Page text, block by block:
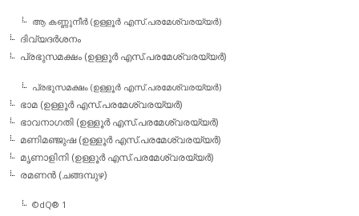
ആ കണ്ണുനീര്‍ (ഉള്ളൂര്‍ എസ്.പരമേശ്വരയ്യര്‍)
ദിവ്യദര്‍ശനം
പ്രഭുസമക്ഷം (ഉള്ളൂര്‍ എസ്.പരമേശ്വരയ്യര്‍)
പ്രഭുസമക്ഷം (ഉള്ളൂര്‍ എസ്.പരമേശ്വരയ്യര്‍)
ഭാമ (ഉള്ളൂര്‍ എസ്.പരമേശ്വരയ്യര്‍)
ഭാവനാഗതി (ഉള്ളൂര്‍ എസ്.പരമേശ്വരയ്യര്‍)
മണിമഞ്ജുഷ (ഉള്ളൂര്‍ എസ്.പരമേശ്വരയ്യര്‍)
മൃണാളിനി (ഉള്ളൂര്‍ എസ്.പരമേശ്വരയ്യര്‍)
രമണന്‍ (ചങ്ങമ്പുഴ)
©dQ® 1